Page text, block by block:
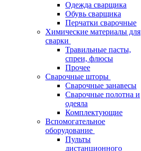
Одежда сварщика
Обувь сварщика
Перчатки сварочные
Химические материалы для
сварки
Травильные пасты,
спреи, флюсы
Прочее
Сварочные шторы
Сварочные занавесы
Сварочные полотна и
одеяла
Комплектующие
Вспомогательное
оборудование
Пульты
дистанционного